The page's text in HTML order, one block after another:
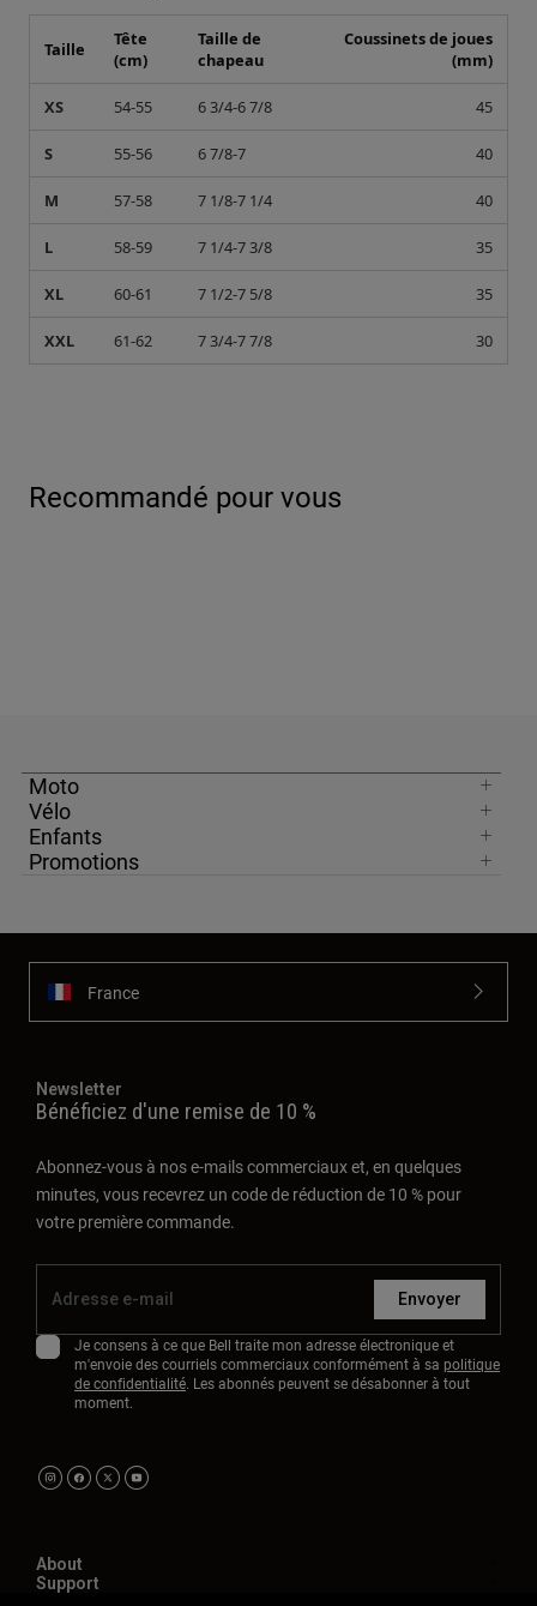
Taille
Tête
(cm)
Taille de
chapeau
Coussinets de joues
(mm)
XS 54-55 6 3/4-6 7/8 45
S 55-56 6 7/8-7 40
M 57-58 7 1/8-7 1/4 40
L 58-59 7 1/4-7 3/8 35
XL 60-61 7 1/2-7 5/8 35
XXL 61-62 7 3/4-7 7/8 30
Recommandé pour vous
Moto
Vélo
Enfants
Promotions
France
Newsletter
Bénéficiez d'une remise de 10 %
Abonnez-vous à nos e-mails commerciaux et, en quelques
minutes, vous recevrez un code de réduction de 10 % pour
votre première commande.
Envoyer
Je consens à ce que Bell traite mon adresse électronique et
m'envoie des courriels commerciaux conformément à sa politique
de confidentialité. Les abonnés peuvent se désabonner à tout
moment.
About
Support